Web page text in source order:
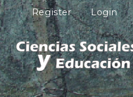
M
a
i
n
N
a
v
i
Register Login